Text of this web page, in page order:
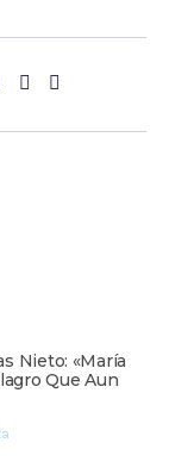
Nieto: «María
Que Aun